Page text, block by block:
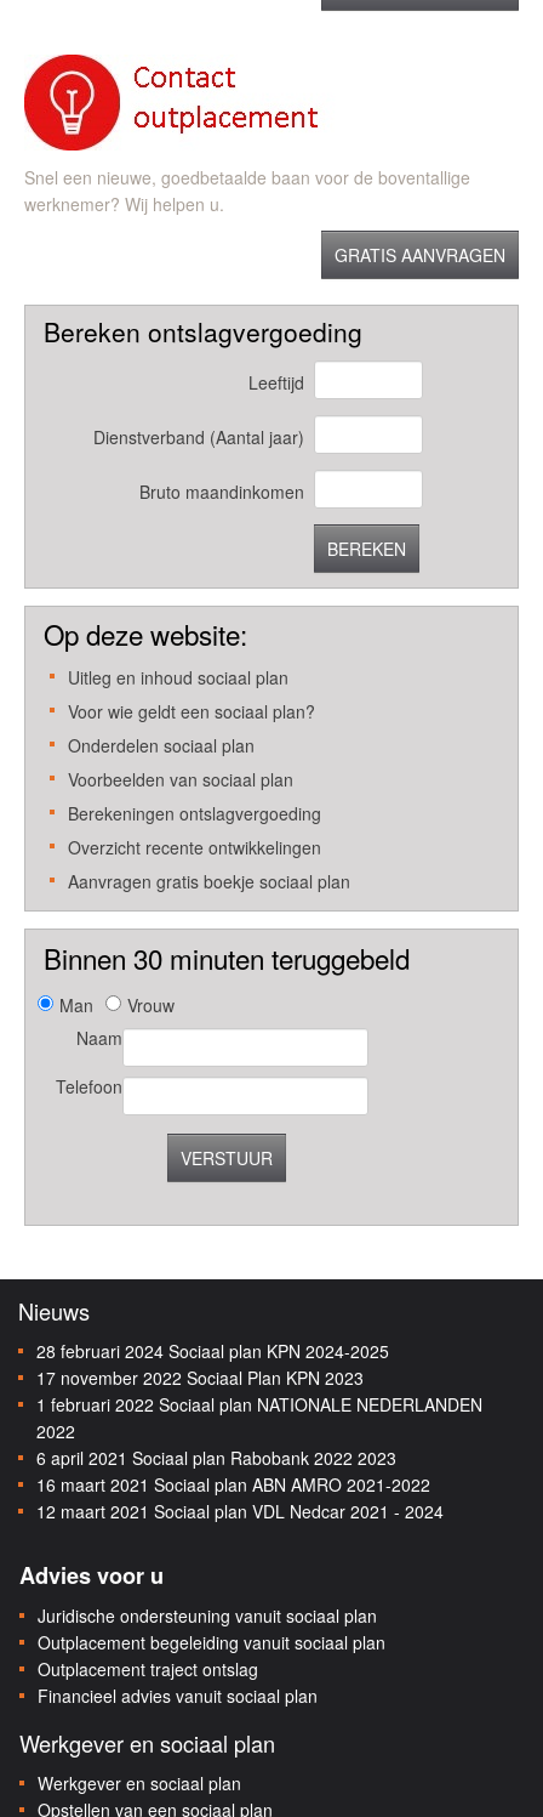
Snel een nieuwe, goedbetaalde baan voor de boventallige
werknemer? Wij helpen u.
GRATIS AANVRAGEN
Bereken ontslagvergoeding
Leeftijd
Dienstverband (Aantal jaar)
Bruto maandinkomen
BEREKEN
Op deze website:
Uitleg en inhoud sociaal plan
Voor wie geldt een sociaal plan?
Onderdelen sociaal plan
Voorbeelden van sociaal plan
Berekeningen ontslagvergoeding
Overzicht recente ontwikkelingen
Aanvragen gratis boekje sociaal plan
Binnen 30 minuten teruggebeld
Man
Vrouw
Naam
Telefoon
VERSTUUR
Nieuws
28 februari 2024 Sociaal plan KPN 2024-2025
17 november 2022 Sociaal Plan KPN 2023
1 februari 2022 Sociaal plan NATIONALE NEDERLANDEN
2022
6 april 2021 Sociaal plan Rabobank 2022 2023
16 maart 2021 Sociaal plan ABN AMRO 2021-2022
12 maart 2021 Sociaal plan VDL Nedcar 2021 - 2024
Advies voor u
Juridische ondersteuning vanuit sociaal plan
Outplacement begeleiding vanuit sociaal plan
Outplacement traject ontslag
Financieel advies vanuit sociaal plan
Werkgever en sociaal plan
Werkgever en sociaal plan
Opstellen van een sociaal plan